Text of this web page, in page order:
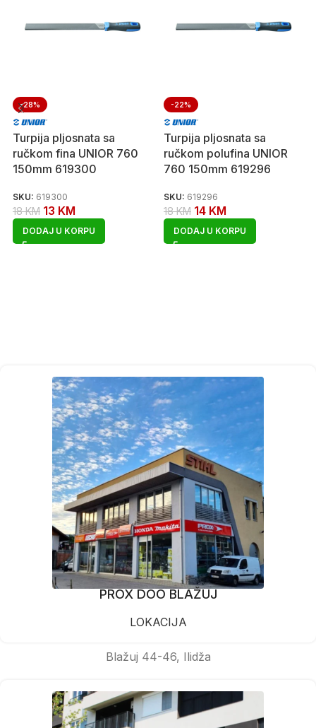
-28%
Turpija pljosnata sa
ručkom fina UNIOR 760
150mm 619300
SKU: 619300
18KM 13 KM
DODAJ U KORPU
-22%
Turpija pljosnata sa
ručkom polufina UNIOR
760 150mm 619296
SKU: 619296
18KM 14 KM
DODAJ U KORPU
PROX DOO BLAŽUJ
LOKACIJA
Blažuj 44-46, Ilidža